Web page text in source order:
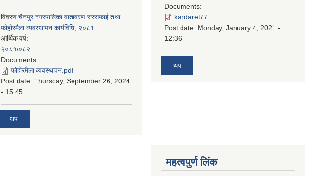
विवरण चैनपुर नगरपालिका वातावरण सरसफाई तथा
फोहोरमैला व्यवस्थापन कार्यविधि, २०८१
आर्थिक वर्ष:
२०८१/०८२
Documents:
फोहोरमैला व्यवस्थापन.pdf
Post date: Thursday, September 26, 2024
- 15:45
थप
Documents:
kardaret77
Post date: Monday, January 4, 2021 -
12:36
थप
महत्वपुर्ण लिंक